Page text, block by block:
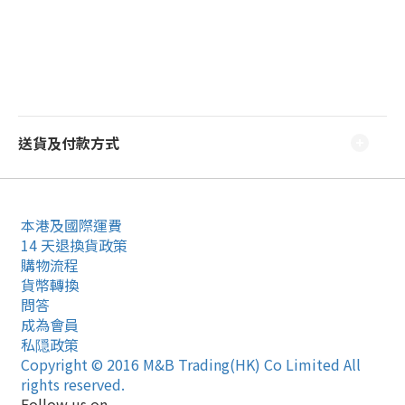
送貨及付款方式
本港及國際運費
14 天退換貨政策
購物流程
貨幣轉換
問答
成為會員
私隠政策
Copyright © 2016 M&B Trading(HK) Co Limited All
rights reserved.